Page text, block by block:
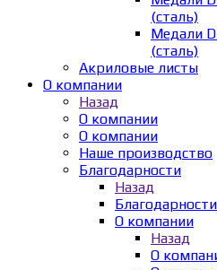
(сталь)
Медали
(сталь)
Акриловые листы
О компании
Назад
О компании
О компании
Наше производство
Благодарности
Назад
Благодарности
О компании
Назад
О